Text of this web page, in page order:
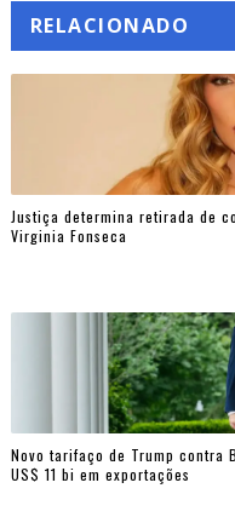
RELACIONADO
Justiça determina retirada de
Virginia Fonseca
Novo tarifaço de Trump contra
US$ 11 bi em exportações